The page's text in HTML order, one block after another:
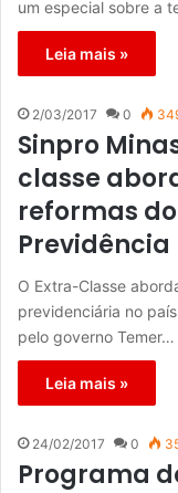
um especial sobre a
Leia mais »
2/03/2017 0
Sinpro
classe
reformas
Previdência
O Extra-Classe
previdenciária no
pelo governo Temer…
Leia mais »
24/02/2017 0
Programa